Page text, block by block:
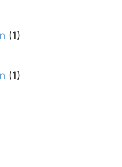
(1)
(1)